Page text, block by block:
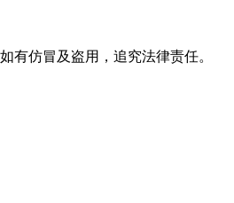
有仿冒及盗用，追究法律责任。